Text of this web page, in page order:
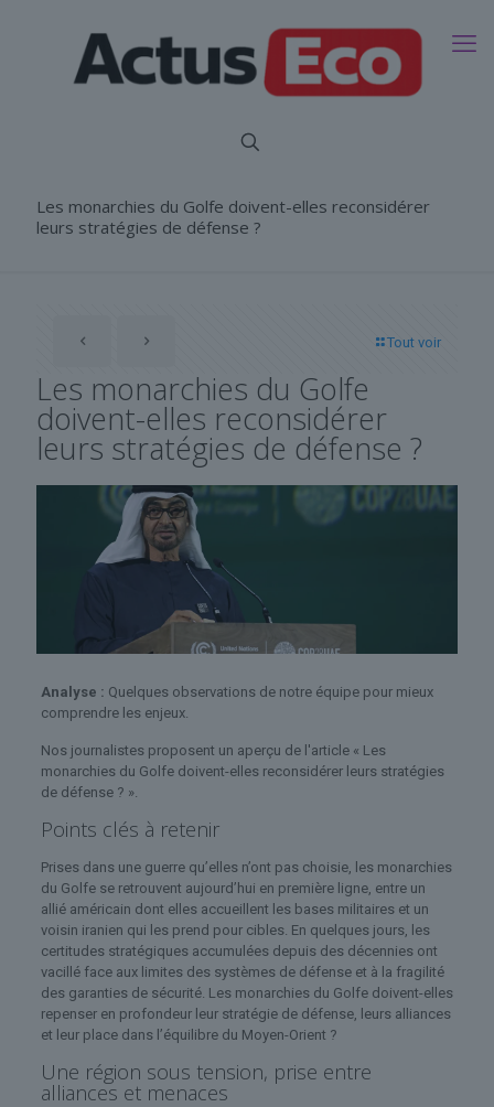
Les monarchies du Golfe doivent-elles reconsidérer
leurs stratégies de défense ?
Tout voir
Les monarchies du Golfe
doivent-elles reconsidérer
leurs stratégies de défense ?
Analyse : Quelques observations de notre équipe pour mieux
comprendre les enjeux.
Nos journalistes proposent un aperçu de l'article « Les
monarchies du Golfe doivent-elles reconsidérer leurs stratégies
de défense ? ».
Points clés à retenir
Prises dans une guerre qu’elles n’ont pas choisie, les monarchies
du Golfe se retrouvent aujourd’hui en première ligne, entre un
allié américain dont elles accueillent les bases militaires et un
voisin iranien qui les prend pour cibles. En quelques jours, les
certitudes stratégiques accumulées depuis des décennies ont
vacillé face aux limites des systèmes de défense et à la fragilité
des garanties de sécurité. Les monarchies du Golfe doivent-elles
repenser en profondeur leur stratégie de défense, leurs alliances
et leur place dans l’équilibre du Moyen-Orient ?
Une région sous tension, prise entre
alliances et menaces